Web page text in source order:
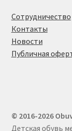
Сотрудничество
Контакты
Новости
Публичная
© 2016-2026
Детская обувь